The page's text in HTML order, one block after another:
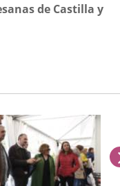
de Castilla y